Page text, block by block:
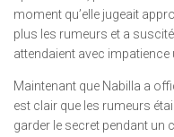
moment qu’elle jugeait
plus les rumeurs et a
attendaient avec
Maintenant que Nabilla a
est clair que les rumeurs
garder le secret pendant un